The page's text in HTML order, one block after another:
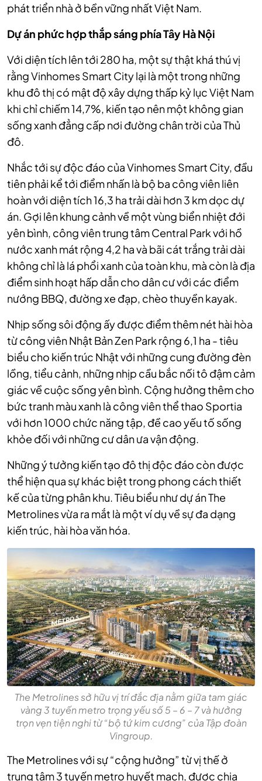
phát triển nhà ở bền vững nhất Việt Nam.
Dự án phức hợp thắp sáng phía Tây Hà Nội
Với diện tích lên tới 280 ha, một sự thật khá thú vị
rằng Vinhomes Smart City lại là một trong những
khu đô thị có mật độ xây dựng thấp kỷ lục Việt Nam
khi chỉ chiếm 14,7%, kiến tạo nên một không gian
sống xanh đẳng cấp nơi đường chân trời của Thủ
đô.
Nhắc tới sự độc đáo của Vinhomes Smart City, đầu
tiên phải kể tới điểm nhấn là bộ ba công viên liên
hoàn với diện tích 16,3 ha trải dài hơn 3 km dọc dự
án. Gợi lên khung cảnh về một vùng biển nhiệt đới
yên bình, công viên trung tâm Central Park với hồ
nước xanh mát rộng 4,2 ha và bãi cát trắng trải dài
không chỉ là lá phổi xanh của toàn khu, mà còn là địa
điểm sinh hoạt hấp dẫn cho dân cư với các điểm
nướng BBQ, đường xe đạp, chèo thuyền kayak.
Nhịp sống sôi động ấy được điểm thêm nét hài hòa
từ công viên Nhật Bản Zen Park rộng 6,1 ha - tiêu
biểu cho kiến trúc Nhật với những cung đường đèn
lồng, tiểu cảnh, những nhịp cầu bắc nối tô đậm cảm
giác về cuộc sống yên bình. Cộng hưởng thêm cho
bức tranh màu xanh là công viên thể thao Sportia
với hơn 1000 chức năng tập, đề cao yếu tố sống
khỏe đối với những cư dân ưa vận động.
Những ý tưởng kiến tạo đô thị độc đáo còn được
thể hiện qua sự khác biệt trong phong cách thiết
kế của từng phân khu. Tiêu biểu như dự án The
Metrolines vừa ra mắt là một ví dụ về sự đa dạng
kiến trúc, hài hòa văn hóa.
The Metrolines sở hữu vị trí đắc địa nằm giữa tam giác
vàng 3 tuyến metro trọng yếu số 5 – 6 – 7 và hưởng
trọn vẹn tiện nghi từ “bộ tứ kim cương” của Tập đoàn
Vingroup.
The Metrolines với sự “cộng hưởng” từ vị thế ở
trung tâm 3 tuyến metro huyết mạch, được chia